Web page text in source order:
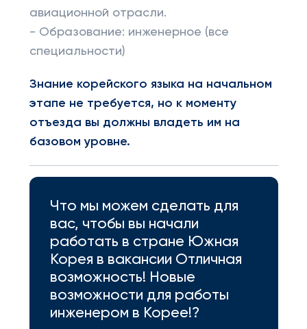
авиационной отрасли.
- Образование: инженерное (все
специальности)
Знание корейского языка на начальном
этапе не требуется, но к моменту
отъезда вы должны владеть им на
базовом уровне.
Что мы можем сделать для
вас, чтобы вы начали
работать в стране Южная
Корея в вакансии Отличная
возможность! Новые
возможности для работы
инженером в Корее!?